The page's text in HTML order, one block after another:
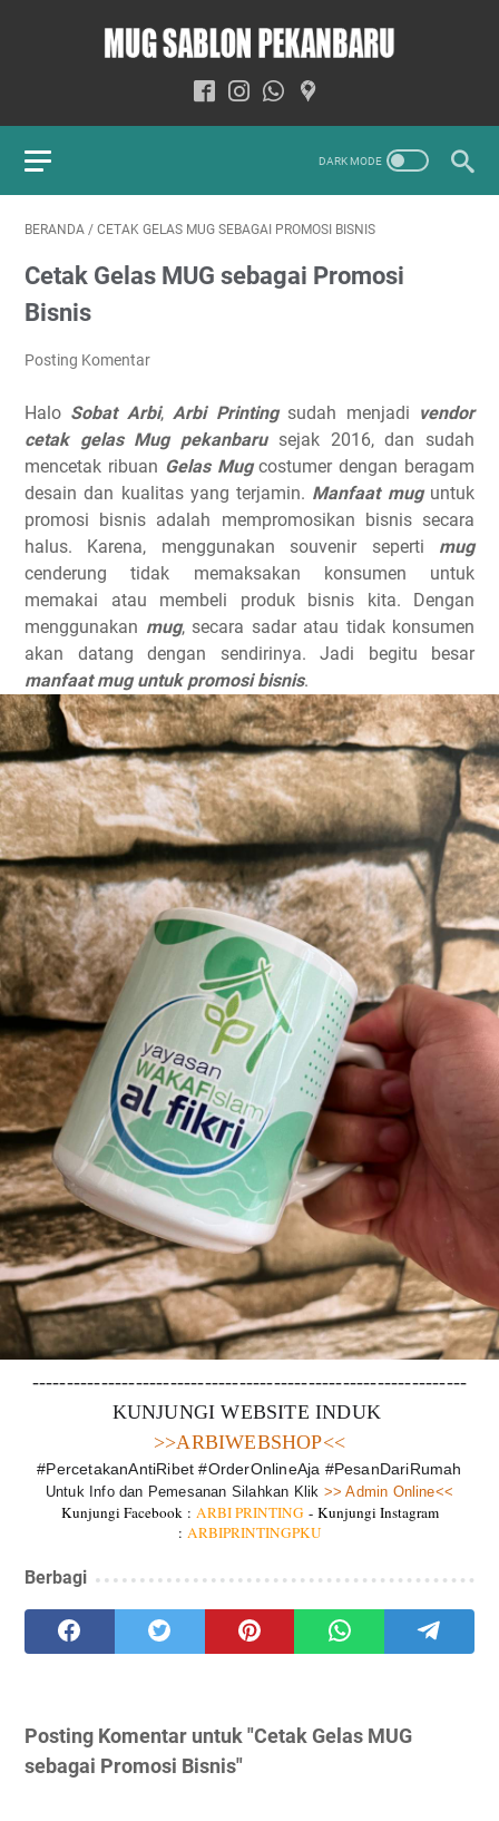
BERANDA / CETAK GELAS MUG SEBAGAI PROMOSI BISNIS
Cetak Gelas MUG sebagai Promosi
Bisnis
Posting Komentar
Halo Sobat Arbi,Arbi Printingsudah menjadi vendor
cetak gelas Mug pekanbarusejak 2016, dan sudah
mencetak ribuan Gelas Mugcostumer dengan beragam
desain dan kualitas yang terjamin. Manfaat muguntuk
promosi bisnis adalah mempromosikan bisnis secara
halus. Karena, menggunakan souvenir seperti mug
cenderung tidak memaksakan konsumen untuk
memakai atau membeli produk bisnis kita. Dengan
menggunakan mug, secara sadar atau tidak konsumen
akan datang dengan sendirinya. Jadi begitu besar
manfaat mug untuk promosi bisnis.
---------------------------------------------------------------
>>ARBIWEBSHOP<<
#PercetakanAntiRibet #OrderOnlineAja #PesanDariRumah
Untuk Info dan Pemesanan Silahkan Klik >> Admin Online<<
Kunjungi Facebook : ARBI PRINTING- Kunjungi Instagram
: ARBIPRINTINGPKU
Berbagi
Posting Komentar untuk "Cetak Gelas MUG
sebagai Promosi Bisnis"